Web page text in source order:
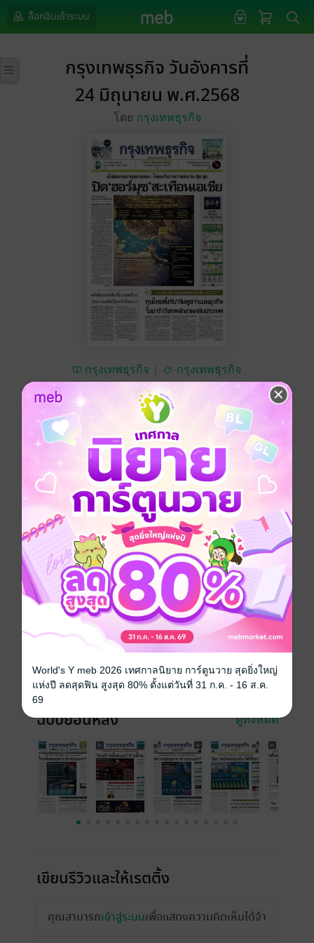
ล็อกอินเข้าระบบ
กรุงเทพธุรกิจ วันอังคารที่
24 มิถุนายน พ.ศ.2568
โดย กรุงเทพธุรกิจ
กรุงเทพธุรกิจ กรุงเทพธุรกิจ
ซื้อ 19 บาท
No Rating
อยากได้ ซื้อเป็นของขวัญ ติดตาม แชร์
กรุงเทพธุรกิจ วันอังคารที่ 24 มิถุนายน พ.ศ.2568
ประเภทไฟล์ pdf
วันที่วางขาย 23 มิถุนายน 2568
24 หน้า
ราคาปก 20 บาท (ประหยัด 5%)
ฉบับย้อนหลัง ดูทั้งหมด
เขียนรีวิวและให้เรตติ้ง
คุณสามารถเข้าสู่ระบบเพื่อแสดงความคิดเห็นได้จ้า
World's Y meb 2026 เทศกาลนิยาย การ์ตูนวาย สุดยิ่งใหญ่
แห่งปี ลดสุดฟิน สูงสุด 80% ตั้งแต่วันที่ 31 ก.ค. - 16 ส.ค.
69